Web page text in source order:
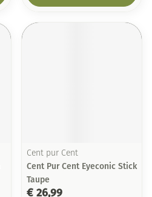
Cent pur Cent
Cent Pur Cent Eyeconic Stick
Taupe
€ 26,99